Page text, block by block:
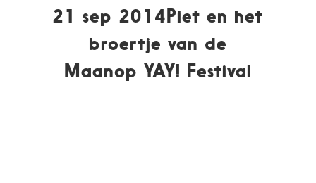
21 sep 2014Piet en het
broertje van de
Maanop YAY! Festival